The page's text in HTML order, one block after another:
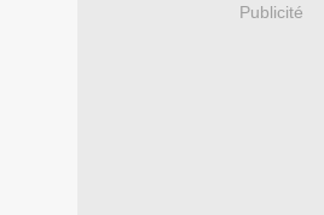
Publicité